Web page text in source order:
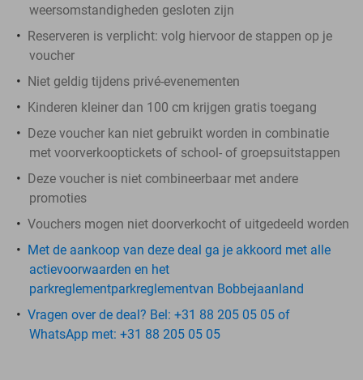
weersomstandigheden gesloten zijn
Reserveren is verplicht: volg hiervoor de stappen op je
voucher
Niet geldig tijdens privé-evenementen
Kinderen kleiner dan 100 cm krijgen gratis toegang
Deze voucher kan niet gebruikt worden in combinatie
met voorverkooptickets of school- of groepsuitstappen
Deze voucher is niet combineerbaar met andere
promoties
Vouchers mogen niet doorverkocht of uitgedeeld worden
Met de aankoop van deze deal ga je akkoord met alle
actievoorwaarden en het
parkreglementparkreglementvan Bobbejaanland
Vragen over de deal? Bel: +31 88 205 05 05 of
WhatsApp met: +31 88 205 05 05